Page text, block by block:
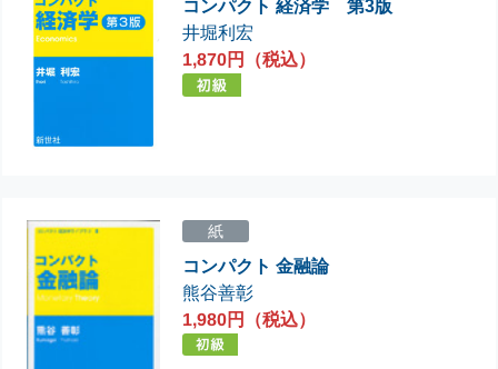
コンパクト 経済学 第3版
井堀利宏
1,870円（税込）
紙
コンパクト 金融論
熊谷善彰
1,980円（税込）